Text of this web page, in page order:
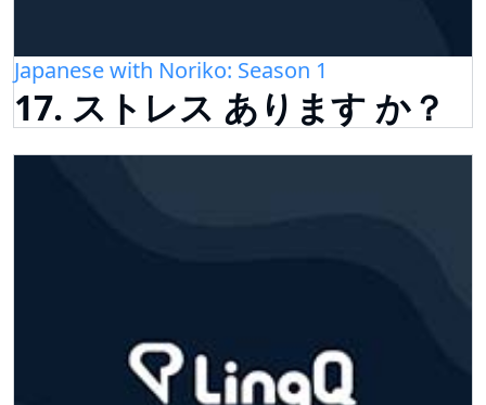
Japanese with Noriko: Season 1
17. ストレス あります か？